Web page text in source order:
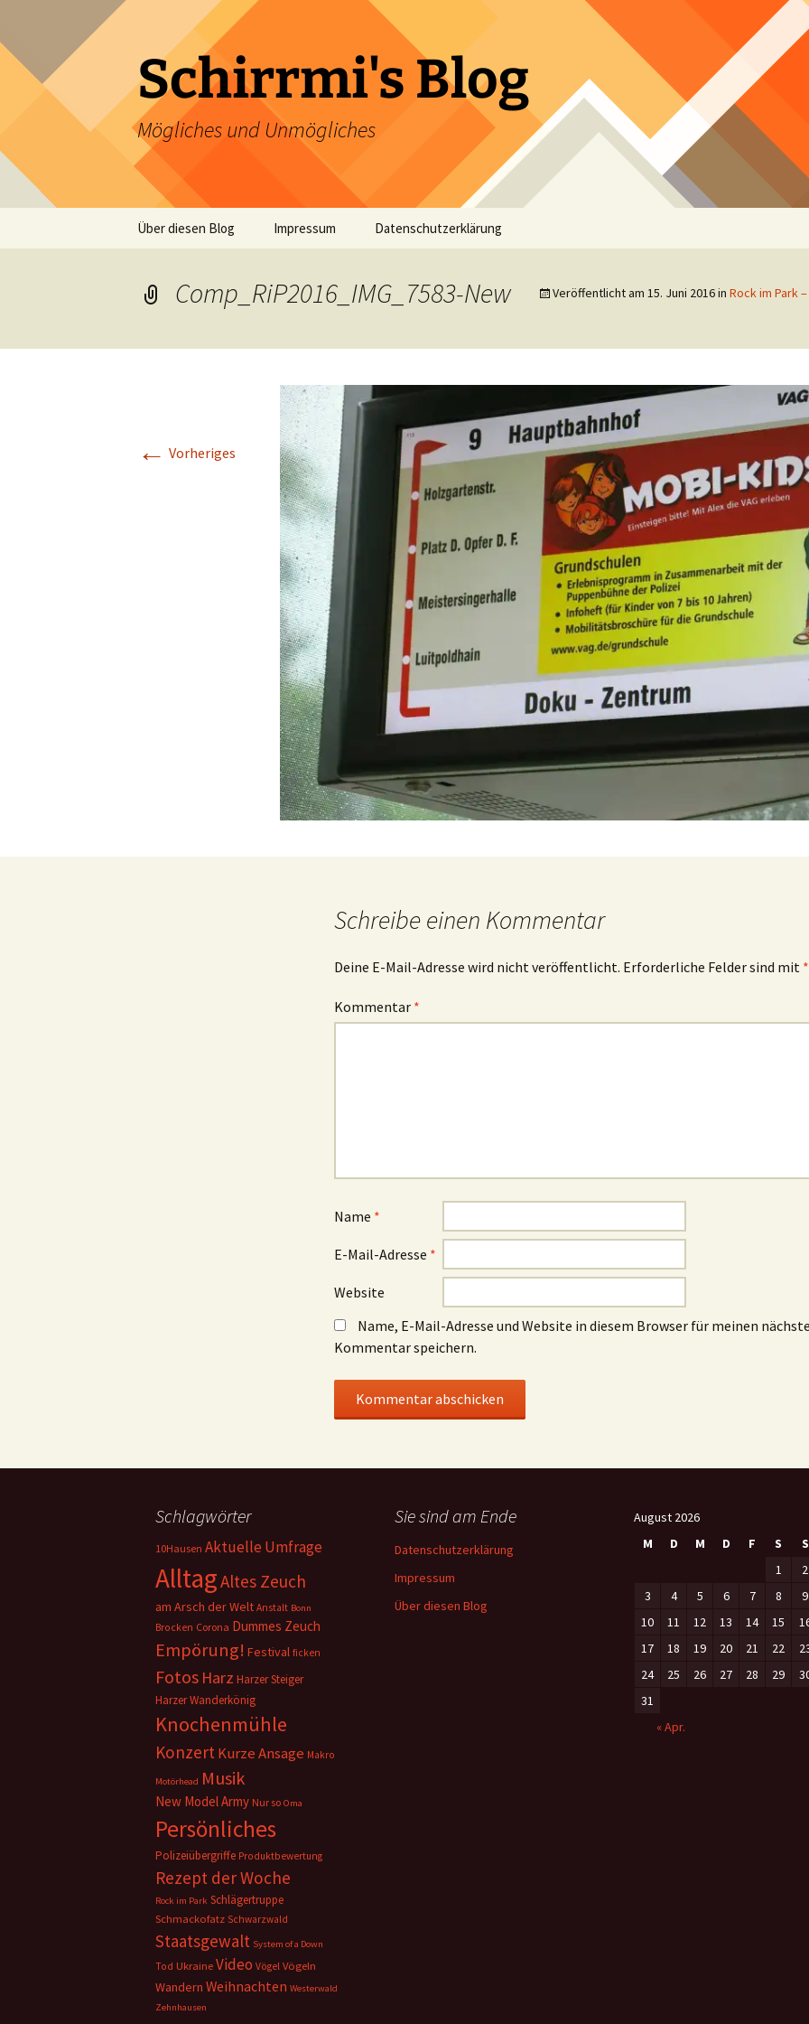
springen
Schirrmi's Blog
Mögliches und Unmögliches
Über diesen Blog Impressum Datenschutzerklärung
Comp_RiP2016_IMG_7583-New Veröffentlicht am 15. Juni 2016in Rock im Park
← Vorheriges
Schreibe einen Kommentar
Deine E-Mail-Adresse wird nicht veröffentlicht. Erforderliche Felder sind mit *
Kommentar *
Name *
E-Mail-Adresse *
Website
Name, E-Mail-Adresse und Website in diesem Browser für meinen
Kommentar speichern.
Schlagwörter
10Hausen Aktuelle Umfrage
AlltagAltes Zeuch
am Arsch der Welt Anstalt Bonn
Brocken Corona Dummes Zeuch
Empörung! Festival ficken
Fotos Harz Harzer Steiger
Harzer Wanderkönig
Knochenmühle
Konzert Kurze Ansage Makro
Motörhead Musik
New Model Army Nur so Oma
Persönliches
Polizeiübergriffe Produktbewertung
Rezept der Woche
Rock im Park Schlägertruppe
Schmackofatz Schwarzwald
Staatsgewalt System of a Down
Tod Ukraine Video Vögel Vögeln
Wandern Weihnachten Westerwald
Zehnhausen
Sie sind am Ende
Datenschutzerklärung
Impressum
Über diesen Blog
August 2026
M
D M D F S
S
1
2
3
4 5 6 7 8
9
10
11 12 13 14 15
17
18 19 20 21 22
24
25 26 27 28 29
31
« Apr.